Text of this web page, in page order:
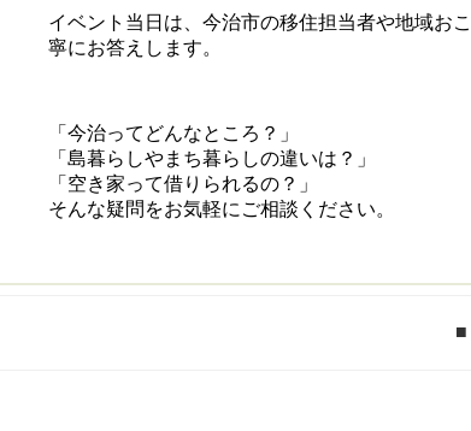
イベント当日は、今治市の移住担当者や地域お
寧にお答えします。
「今治ってどんなところ？」
「島暮らしやまち暮らしの違いは？」
「空き家って借りられるの？」
そんな疑問をお気軽にご相談ください。
■